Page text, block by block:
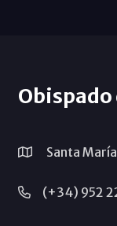
Obispado
Santa
(+34) 952